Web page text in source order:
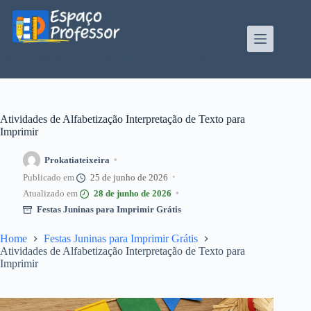
para
conteúdo
Atividades de Alfabetização Interpretação de Texto para
Imprimir
Prokatiateixeira
25 de junho de 2026
28 de junho de 2026
Festas Juninas para Imprimir Grátis
Home
Festas Juninas para Imprimir Grátis
Atividades de Alfabetização Interpretação de Texto para
Imprimir